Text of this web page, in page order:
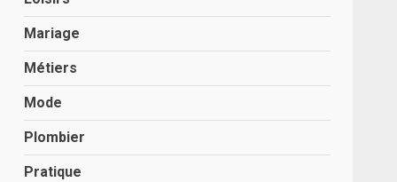
Mariage
Métiers
Mode
Plombier
Pratique